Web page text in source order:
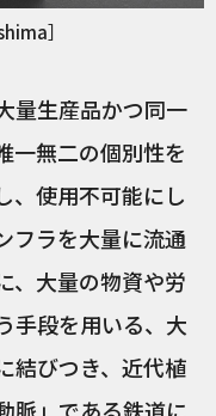
］
量生産品かつ同一
一無二の個別性を
、使用不可能にし
フラを大量に流通
、大量の物資や労
手段を用いる、大
結びつき、近代植